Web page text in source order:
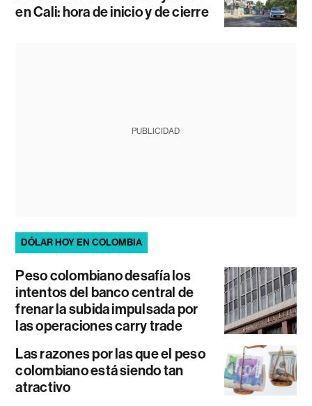
en Cali: hora de inicio y de cierre
PUBLICIDAD
DÓLAR HOY EN COLOMBIA
Peso colombiano desafía los
intentos del banco central de
frenar la subida impulsada por
las operaciones carry trade
Las razones por las que el peso
colombiano está siendo tan
atractivo